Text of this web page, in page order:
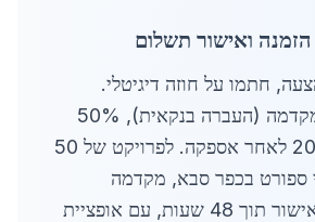
חתמו על חוזה דיגיטלי.
תשלום: 30% מקדמה (העברה בנקאית), 50%
לפני משלוח, 20% לאחר אספקה. לפרויקט של 50
ספורט בכפר סבא, מקדמה
72,000 ש"ח. אישור תוך 48 שעות, עם אופציית